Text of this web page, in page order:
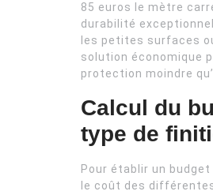
85 euros le mètre
durabilité
les petites surfaces
solution économique
protection moindre
Calcul du
type de
Pour établir un
le coût des